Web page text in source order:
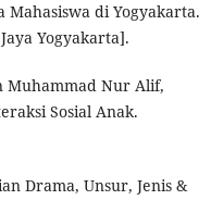
di Yogyakarta.
Yogyakarta].
Muhammad Nur Alif,
Sosial Anak.
Drama, Unsur, Jenis &